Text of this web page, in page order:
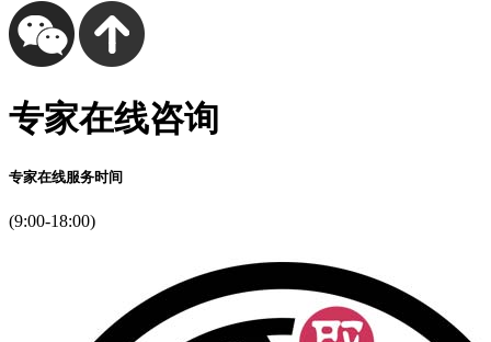
专家在线咨询
专家在线服务时间
(9:00-18:00)